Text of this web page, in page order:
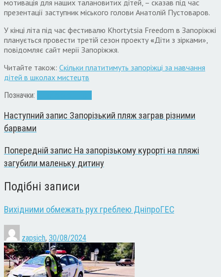
мотивація для наших талановитих дітей, – сказав під час
презентації заступник міського голови Анатолій Пустоваров.
У кінці літа під час фестивалю Khortytsia Freedom в Запоріжжі
планується провести третій сезон проекту «Діти з зірками»,
повідомляє сайт мерії Запоріжжя.
Читайте також: Скільки платитимуть запоріжці за навчання
дітей в школах мистецтв
Позначки:
Наступний запис Запорізький пляж заграв різними
барвами
Попередній запис На запорізькому курорті на пляжі
загубили маленьку дитину
Подібні записи
Вихідними обмежать рух греблею ДніпроГЕС
zapsich, 30/08/2024